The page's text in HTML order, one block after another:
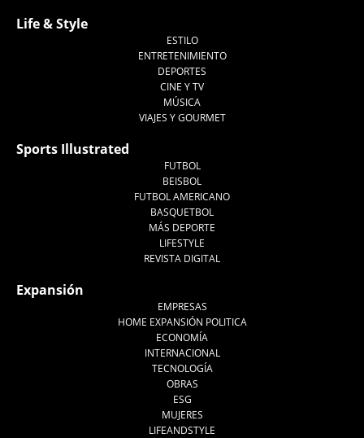
Life & Style
ESTILO
ENTRETENIMIENTO
DEPORTES
CINE Y TV
MÚSICA
VIAJES Y GOURMET
Sports Illustrated
FUTBOL
BEISBOL
FUTBOL AMERICANO
BASQUETBOL
MÁS DEPORTE
LIFESTYLE
REVISTA DIGITAL
Expansión
EMPRESAS
HOME EXPANSIÓN POLITICA
ECONOMÍA
INTERNACIONAL
TECNOLOGÍA
OBRAS
ESG
MUJERES
LIFEANDSTYLE